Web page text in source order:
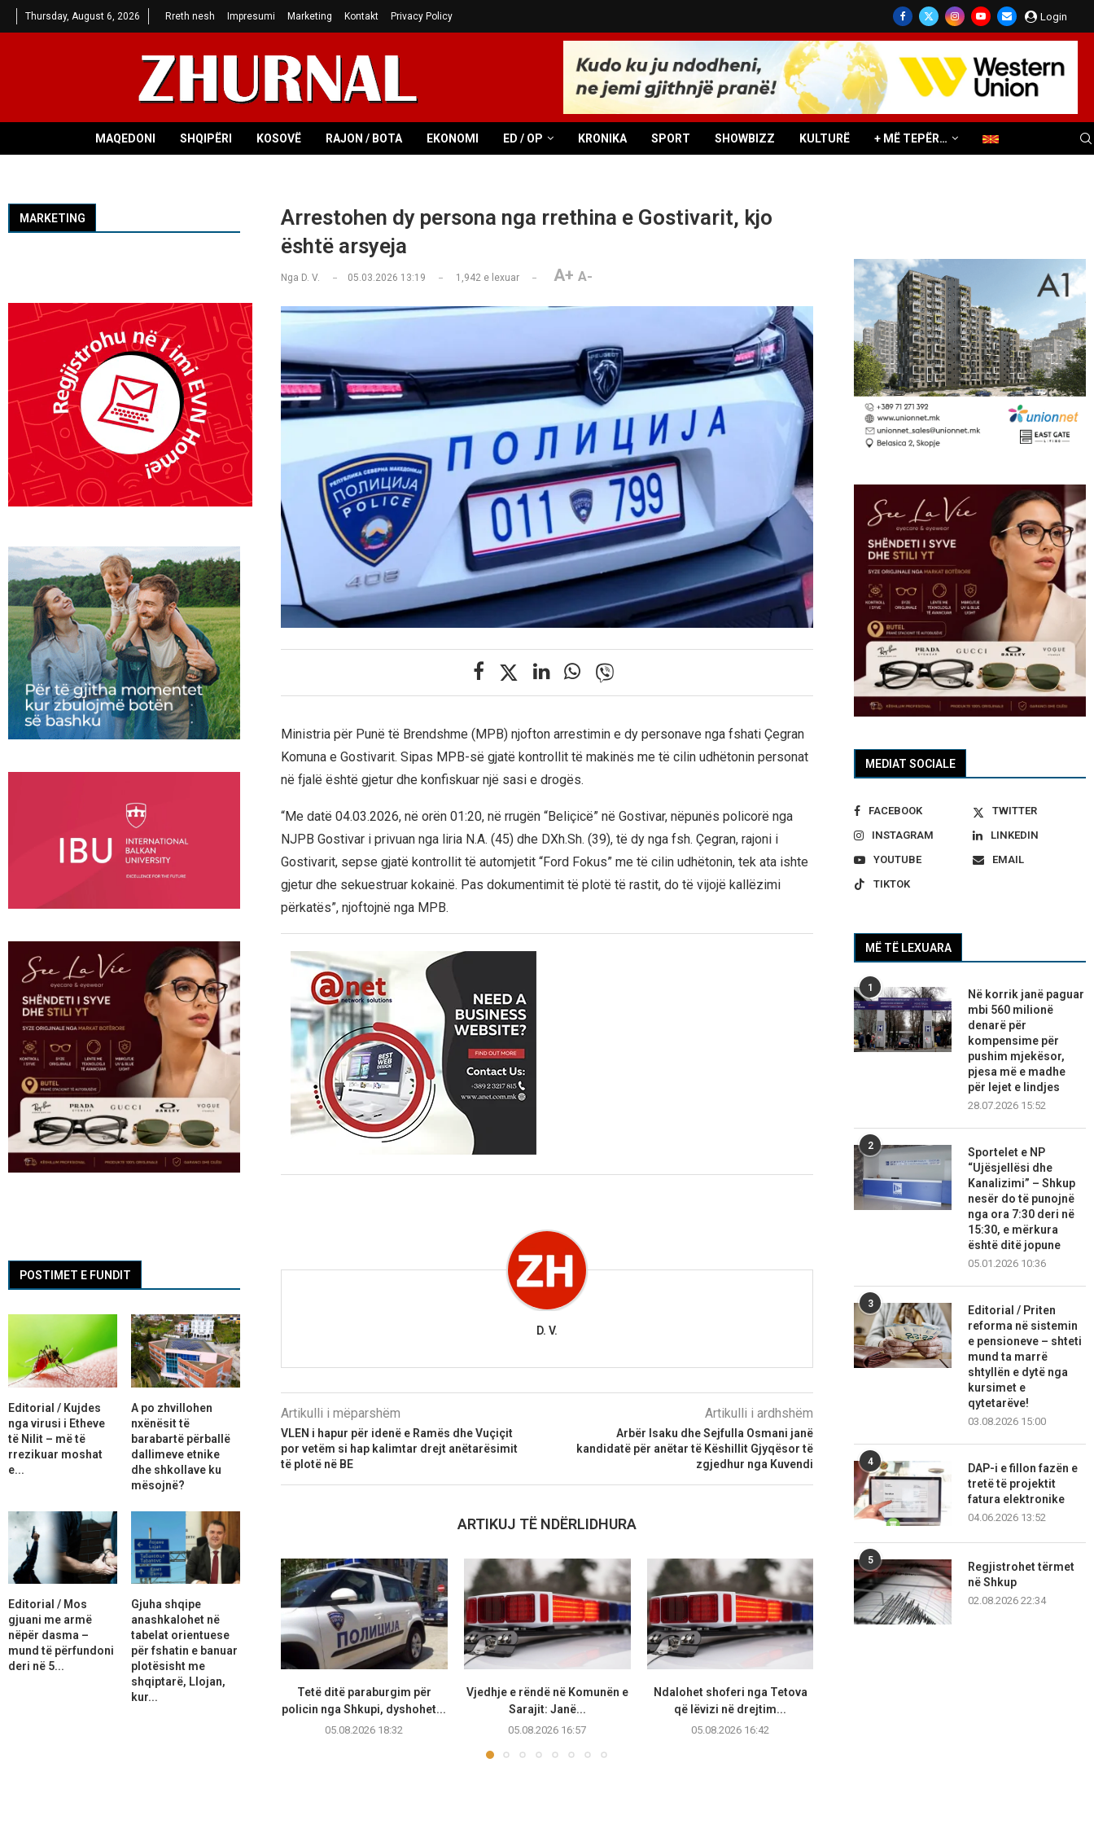
Thursday, August 6, 2026 Rreth nesh Impresumi Marketing Kontakt Privacy Policy Login
MAQEDONI SHQIPËRI KOSOVË RAJON / BOTA EKONOMI ED / OP KRONIKA SPORT SHOWBIZZ KULTURË + MË TEPËR…
Arrestohen dy persona nga rrethina e Gostivarit, kjo
është arsyeja
Nga D. V. 05.03.2026 13:19 1,942e lexuar A+ A-
Ministria për Punë të Brendshme (MPB) njofton arrestimin e dy personave nga fshati Çegran
Komuna e Gostivarit. Sipas MPB-së gjatë kontrollit të makinës me të cilin udhëtonin personat
në fjalë është gjetur dhe konfiskuar një sasi e drogës.
“Me datë 04.03.2026, në orën 01:20, në rrugën “Beliçicë” në Gostivar, nëpunës policorë nga
NJPB Gostivar i privuan nga liria N.A. (45) dhe DXh.Sh. (39), të dy nga fsh. Çegran, rajoni i
Gostivarit, sepse gjatë kontrollit të automjetit “Ford Fokus” me të cilin udhëtonin, tek ata ishte
gjetur dhe sekuestruar kokainë. Pas dokumentimit të plotë të rastit, do të vijojë kallëzimi
përkatës”, njoftojnë nga MPB.
D. V.
Artikulli i mëparshëm
VLEN i hapur për idenë e Ramës dhe Vuçiçit
por vetëm si hap kalimtar drejt anëtarësimit
të plotë në BE
Artikulli i ardhshëm
Arbër Isaku dhe Sejfulla Osmani janë
kandidatë për anëtar të Këshillit Gjyqësor të
zgjedhur nga Kuvendi
ARTIKUJ TË NDËRLIDHURA
Tetë ditë paraburgim për
policin nga Shkupi, dyshohet...
05.08.2026 18:32
Vjedhje e rëndë në Komunën e
Sarajit: Janë...
05.08.2026 16:57
Ndalohet shoferi nga Tetova
që lëvizi në drejtim...
05.08.2026 16:42
MEDIAT SOCIALE
FACEBOOK
TWITTER
INSTAGRAM
LINKEDIN
YOUTUBE
EMAIL
TIKTOK
MË TË LEXUARA
1
Në korrik janë paguar
mbi 560 milionë
denarë për
kompensime për
pushim mjekësor,
pjesa më e madhe
për lejet e lindjes
28.07.2026 15:52
2
Sportelet e NP
“Ujësjellësi dhe
Kanalizimi” – Shkup
nesër do të punojnë
nga ora 7:30 deri në
15:30, e mërkura
është ditë jopune
05.01.2026 10:36
3
Editorial / Priten
reforma në sistemin
e pensioneve – shteti
mund ta marrë
shtyllën e dytë nga
kursimet e
qytetarëve!
03.08.2026 15:00
4
DAP-i e fillon fazën e
tretë të projektit
fatura elektronike
04.06.2026 13:52
5
Regjistrohet tërmet
në Shkup
02.08.2026 22:34
MARKETING
POSTIMET E FUNDIT
Editorial / Kujdes
nga virusi i Etheve
të Nilit – më të
rrezikuar moshat
e...
A po zhvillohen
nxënësit të
barabartë përballë
dallimeve etnike
dhe shkollave ku
mësojnë?
Editorial / Mos
gjuani me armë
nëpër dasma –
mund të përfundoni
deri në 5...
Gjuha shqipe
anashkalohet në
tabelat orientuese
për fshatin e banuar
plotësisht me
shqiptarë, Llojan,
kur...